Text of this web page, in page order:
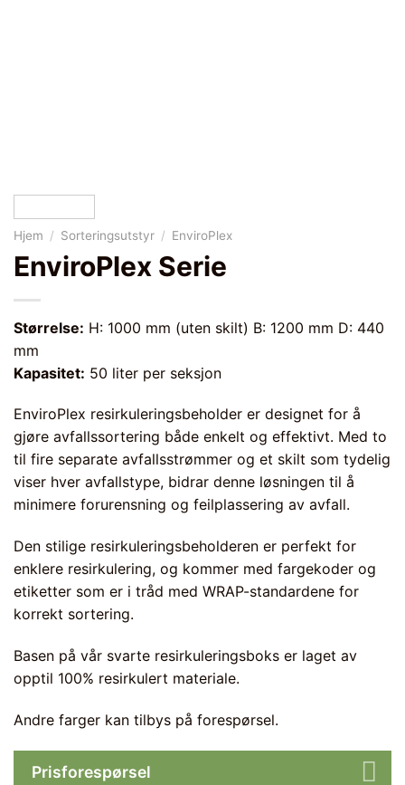
Hjem / Sorteringsutstyr / EnviroPlex
EnviroPlex Serie
Størrelse: H: 1000 mm (uten skilt) B: 1200 mm D: 440
mm
Kapasitet: 50 liter per seksjon
EnviroPlex resirkuleringsbeholder er designet for å
gjøre avfallssortering både enkelt og effektivt. Med to
til fire separate avfallsstrømmer og et skilt som tydelig
viser hver avfallstype, bidrar denne løsningen til å
minimere forurensning og feilplassering av avfall.
Den stilige resirkuleringsbeholderen er perfekt for
enklere resirkulering, og kommer med fargekoder og
etiketter som er i tråd med WRAP-standardene for
korrekt sortering.
Basen på vår svarte resirkuleringsboks er laget av
opptil 100% resirkulert materiale.
Andre farger kan tilbys på forespørsel.
Prisforespørsel